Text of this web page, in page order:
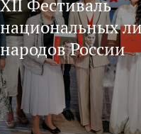
XII Фестиваль
национальных
народов России